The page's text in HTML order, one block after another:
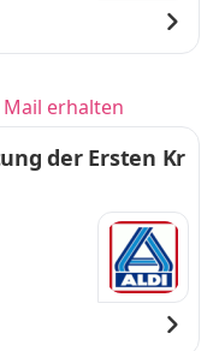
erhalten
der Ersten Kr